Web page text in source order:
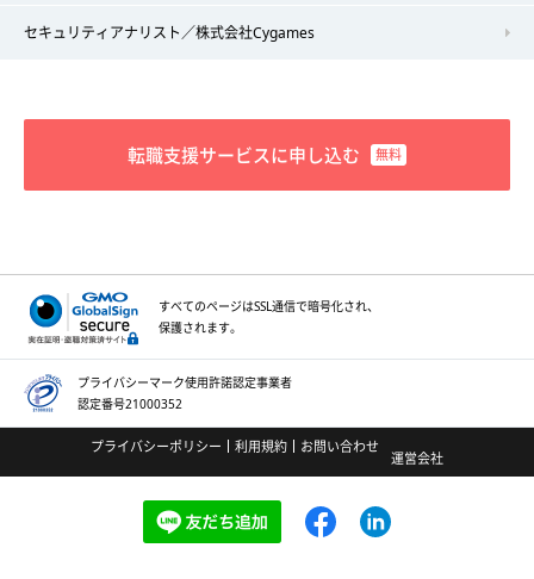
セキュリティアナリスト／株式会社Cygames
転職支援サービスに申し込む
すべてのページはSSL通信で暗号化され、
保護されます。
プライバシーマーク使用許諾認定事業者
認定番号21000352
プライバシーポリシー 利用規約 お問い合わせ
運営会社